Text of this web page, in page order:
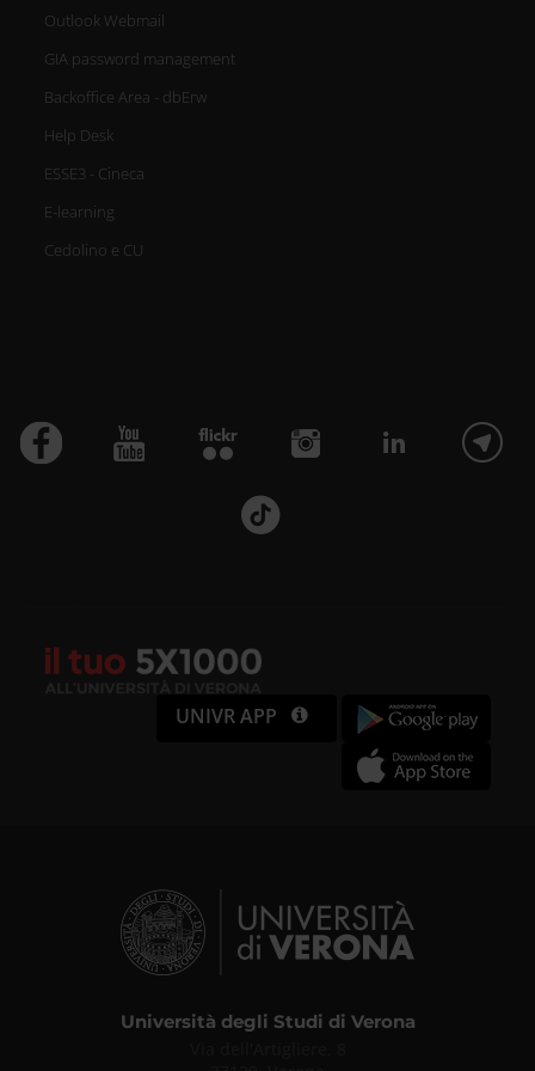
Outlook Webmail
GIA password management
Backoffice Area - dbErw
Help Desk
ESSE3 - Cineca
E-learning
Cedolino e CU
UNIVR APP
Università degli Studi di Verona